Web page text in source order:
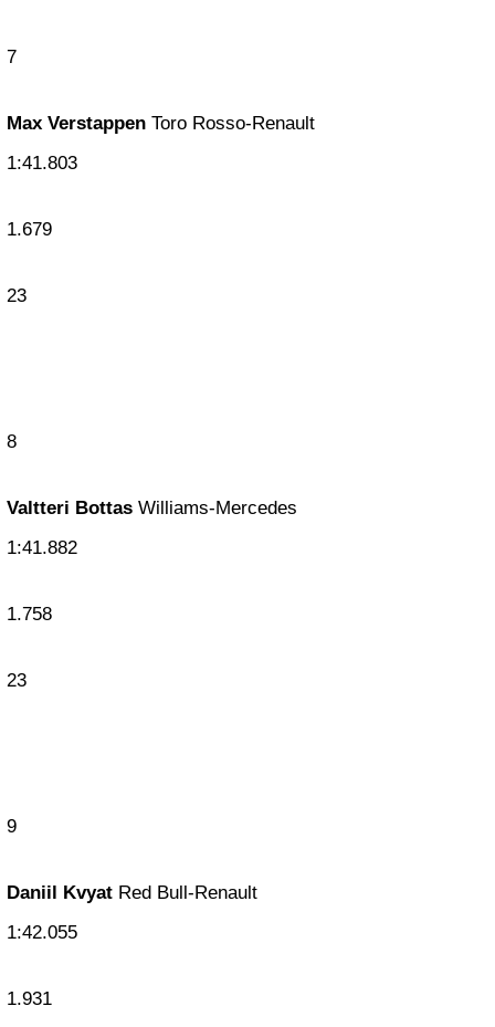
7
Max Verstappen Toro Rosso-Renault
1:41.803
1.679
23
8
Valtteri Bottas Williams-Mercedes
1:41.882
1.758
23
9
Daniil Kvyat Red Bull-Renault
1:42.055
1.931